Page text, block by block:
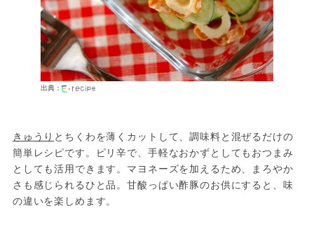
出典：
きゅうり とちくわを薄くカットして、調味料と混ぜるだけの
簡単レシピです。ピリ辛で、手軽なおかずとしてもおつまみ
としても活用できます。マヨネーズを加えるため、まろやか
さも感じられるひと品。甘酸っぱい酢豚のお供にすると、味
の違いを楽しめます。